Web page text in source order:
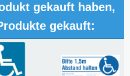
gekauft haben,
gekauft: